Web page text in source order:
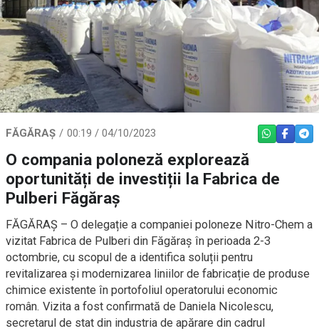
FĂGĂRAȘ 00:19 / 04/10/2023 WHATSAPP
O compania poloneză explorează
oportunități de investiții la Fabrica de
Pulberi Făgăraș
FĂGĂRAȘ – O delegație a companiei poloneze Nitro-Chem a
vizitat Fabrica de Pulberi din Făgăraș în perioada 2-3
octombrie, cu scopul de a identifica soluții pentru
revitalizarea și modernizarea liniilor de fabricație de produse
chimice existente în portofoliul operatorului economic
român. Vizita a fost confirmată de Daniela Nicolescu,
secretarul de stat din industria de apărare din cadrul